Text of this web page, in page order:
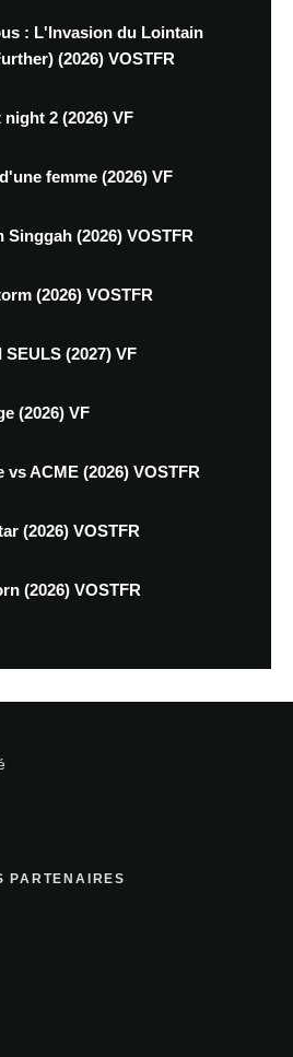
: L'Invasion du Lointain
(2026) VOSTFR
2 (2026) VF
femme (2026) VF
(2026) VOSTFR
(2026) VOSTFR
(2027) VF
(2026) VF
ACME (2026) VOSTFR
(2026) VOSTFR
(2026) VOSTFR
PARTENAIRES